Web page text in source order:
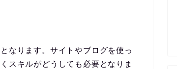
なります。サイトやブログを使っ
スキルがどうしても必要となりま